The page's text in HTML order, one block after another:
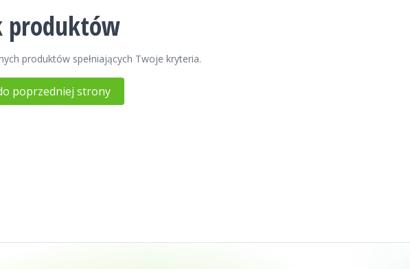
produktów
produktów spełniających Twoje kryteria.
poprzedniej strony